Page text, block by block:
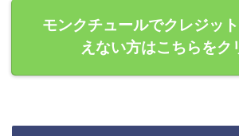
モンクチュールでクレジッ
えない方はこちらをク